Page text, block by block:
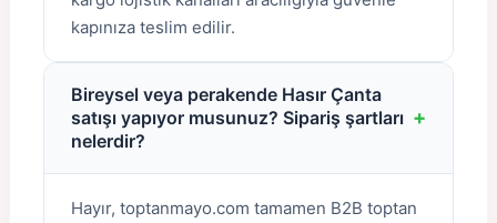
kapınıza teslim edilir.
Bireysel veya perakende Hasır Çanta
satışı yapıyor musunuz? Sipariş şartları
nelerdir?
+
Hayır, toptanmayo.com tamamen B2B toptan